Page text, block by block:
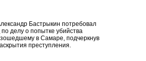
Бастрыкин потребовал
делу о попытке убийства
в Самаре, подчеркнув
преступления.